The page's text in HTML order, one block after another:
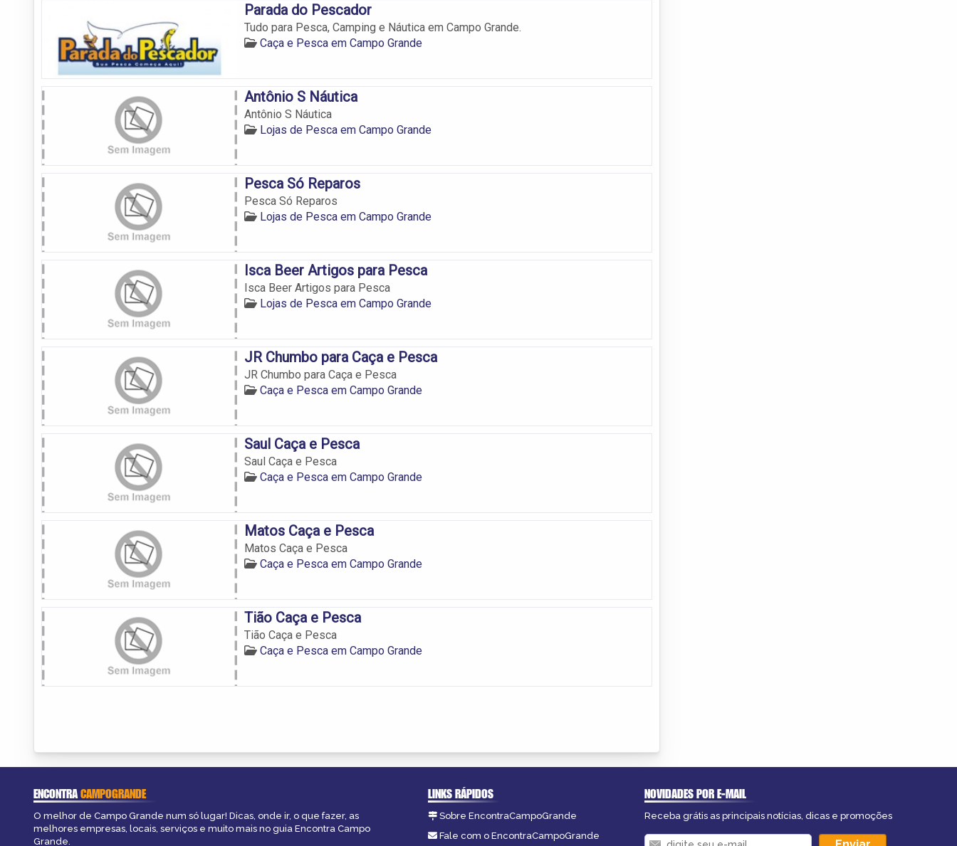
Parada do Pescador
Tudo para Pesca, Camping e Náutica em Campo Grande.
Caça e Pesca em Campo Grande
Antônio S Náutica
Antônio S Náutica
Lojas de Pesca em Campo Grande
Pesca Só Reparos
Pesca Só Reparos
Lojas de Pesca em Campo Grande
Isca Beer Artigos para Pesca
Isca Beer Artigos para Pesca
Lojas de Pesca em Campo Grande
JR Chumbo para Caça e Pesca
JR Chumbo para Caça e Pesca
Caça e Pesca em Campo Grande
Saul Caça e Pesca
Saul Caça e Pesca
Caça e Pesca em Campo Grande
Matos Caça e Pesca
Matos Caça e Pesca
Caça e Pesca em Campo Grande
Tião Caça e Pesca
Tião Caça e Pesca
Caça e Pesca em Campo Grande
ENCONTRACAMPOGRANDE
O melhor de Campo Grande num só lugar! Dicas, onde ir, o que fazer, as
melhores empresas, locais, serviços e muito mais no guia Encontra Campo
Grande.
LINKS RÁPIDOS
Sobre EncontraCampoGrande
Fale com o EncontraCampoGrande
NOVIDADES POR E-MAIL
Receba grátis as principais notícias, dicas e promoções